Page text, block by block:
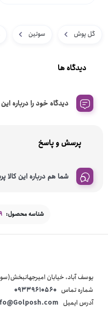
گل پوش سوتین
دیدگاه ها
دیدگاه خود را درباره
پرسش و پاسخ
شما هم درباره این
شناسه محصول:
یوسف آباد، خیابان امیرجهانبخش(سوم)، پلاک17،
شماره تماس 09339610560
آدرس ایمیل